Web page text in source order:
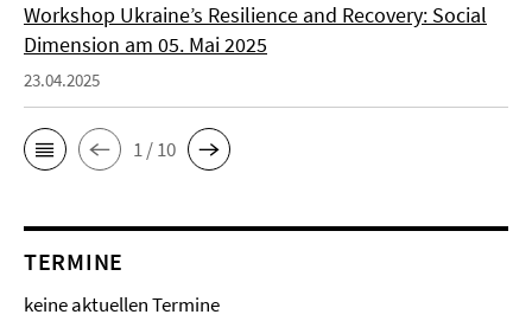
Workshop Ukraine’s Resilience and Recovery: Social
Dimension am 05. Mai 2025
23.04.2025
1 / 10
TERMINE
keine aktuellen Termine